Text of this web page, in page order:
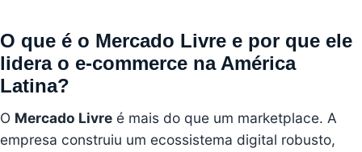
O que é o Mercado Livre e por que ele
lidera o e-commerce na América
Latina?
O Mercado Livre é mais do que um marketplace. A
empresa construiu um ecossistema digital robusto,